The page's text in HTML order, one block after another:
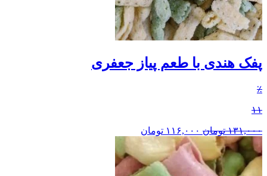
پفک هندی با طعم پیاز جعفری
٪
۱۱
۱۳۱,۰۰۰ تومان ۱۱۶,۰۰۰ تومان